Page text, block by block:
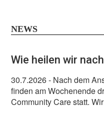
NEWS
Wie heilen wir
30.7.2026- Nach dem
finden am Wochenende
Community Care statt.